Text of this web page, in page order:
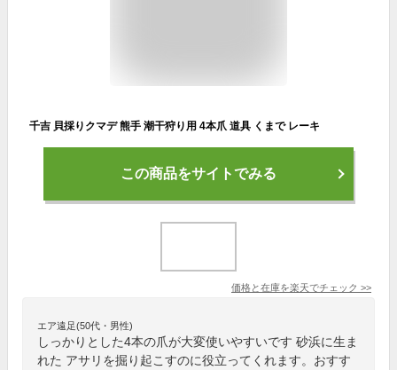
千吉 貝採りクマデ 熊手 潮干狩り用 4本爪 道具 くまで レーキ
この商品をサイトでみる
価格と在庫を楽天でチェック >>
エア遠足(50代・男性)
しっかりとした4本の爪が大変使いやすいです 砂浜に生ま
れた アサリを掘り起こすのに役立ってくれます。おすす